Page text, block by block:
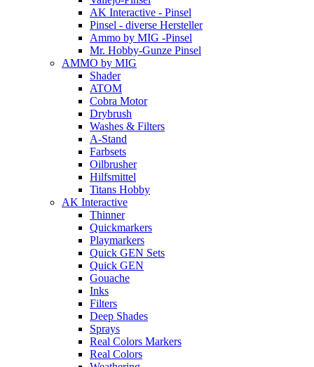
AK Interactive - Pinsel
Pinsel - diverse Hersteller
Ammo by MIG -Pinsel
Mr. Hobby-Gunze Pinsel
AMMO by MIG
Shader
ATOM
Cobra Motor
Drybrush
Washes & Filters
A-Stand
Farbsets
Oilbrusher
Hilfsmittel
Titans Hobby
AK Interactive
Thinner
Quickmarkers
Playmarkers
Quick GEN Sets
Quick GEN
Gouache
Inks
Filters
Deep Shades
Sprays
Real Colors Markers
Real Colors